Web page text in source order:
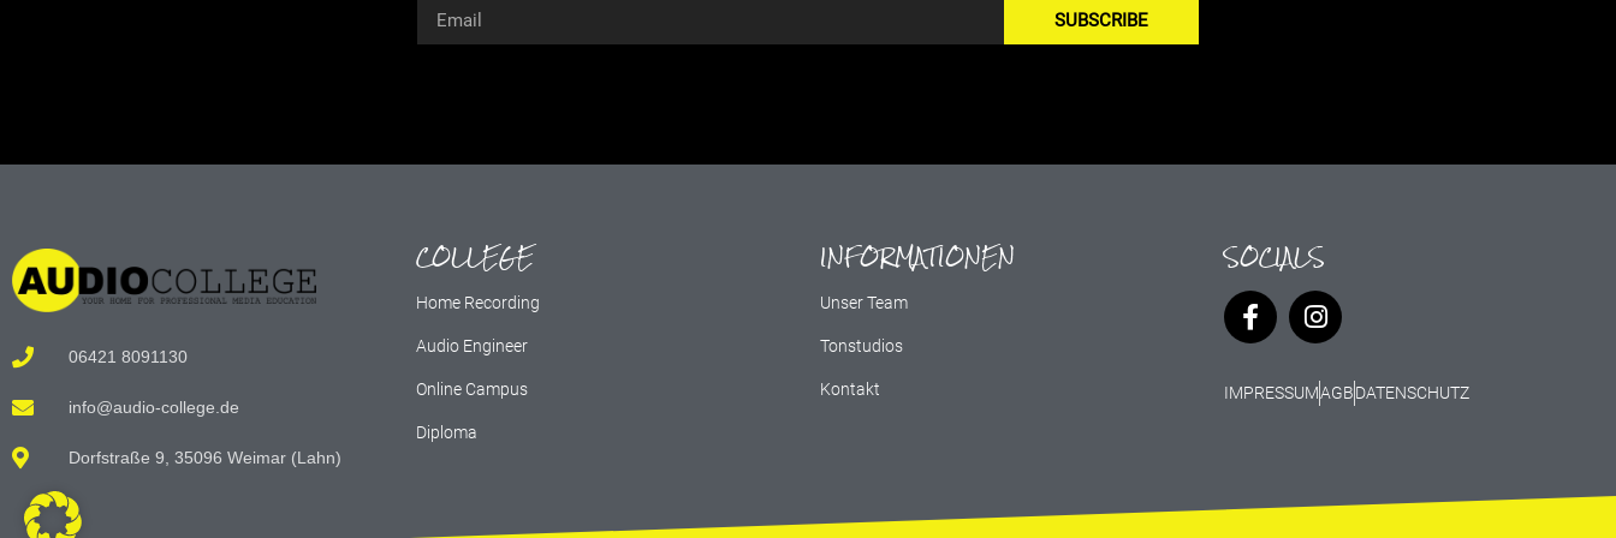
SUBSCRIBE
06421 8091130
info@audio-college.de
Dorfstraße 9, 35096 Weimar (Lahn)
COLLEGE
Home Recording
Audio Engineer
Online Campus
Diploma
INFORMATIONEN
Unser Team
Tonstudios
Kontakt
SOCIALS
IMPRESSUMAGBDATENSCHUTZ